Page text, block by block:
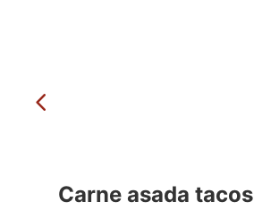
Carne asada tacos